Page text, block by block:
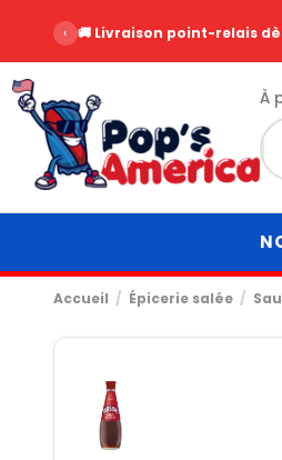
‹ 🚚 Livraison point-relais
À
Accueil Épicerie salée